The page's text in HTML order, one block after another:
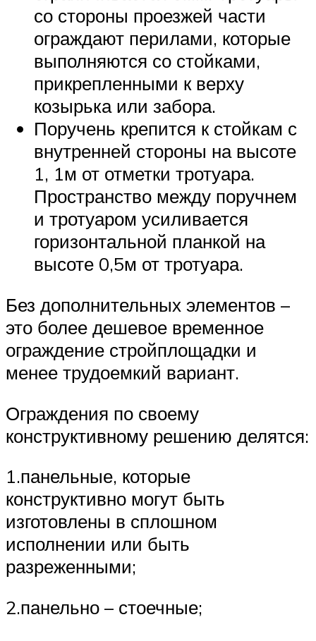
со стороны проезжей части
ограждают перилами, которые
выполняются со стойками,
прикрепленными к верху
козырька или забора.
Поручень крепится к стойкам с
внутренней стороны на высоте
1, 1м от отметки тротуара.
Пространство между поручнем
и тротуаром усиливается
горизонтальной планкой на
высоте 0,5м от тротуара.
Без дополнительных элементов –
это более дешевое временное
ограждение стройплощадки и
менее трудоемкий вариант.
Ограждения по своему
конструктивному решению делятся:
1.панельные, которые
конструктивно могут быть
изготовлены в сплошном
исполнении или быть
разреженными;
2.панельно – стоечные;